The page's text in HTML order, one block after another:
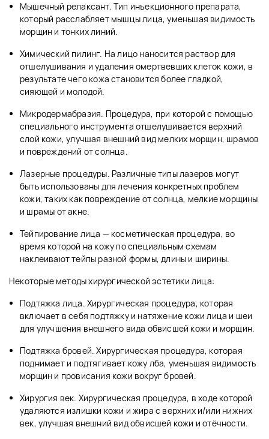
Мышечный релаксант. Тип инъекционного препарата,
который расслабляет мышцы лица, уменьшая видимость
морщин и тонких линий.
Химический пилинг. На лицо наносится раствор для
отшелушивания и удаления омертвевших клеток кожи, в
результате чего кожа становится более гладкой,
сияющей и молодой.
Микродермабразия. Процедура, при которой с помощью
специального инструмента отшелушивается верхний
слой кожи, улучшая внешний вид мелких морщин, шрамов
и повреждений от солнца.
Лазерные процедуры. Различные типы лазеров могут
быть использованы для лечения конкретных проблем
кожи, таких как повреждение от солнца, мелкие морщины
и шрамы от акне.
Тейпирование лица — косметическая процедура, во
время которой на кожу по специальным схемам
наклеивают тейпы разной формы, длины и ширины.
Некоторые методы хирургической эстетики лица:
Подтяжка лица. Хирургическая процедура, которая
включает в себя подтяжку и натяжение кожи лица и шеи
для улучшения внешнего вида обвисшей кожи и морщин.
Подтяжка бровей. Хирургическая процедура, которая
поднимает и подтягивает кожу лба, уменьшая видимость
морщин и провисания кожи вокруг бровей.
Хирургия век. Хирургическая процедура, в ходе которой
удаляются излишки кожи и жира с верхних и/или нижних
век, улучшая внешний вид обвисшей кожи и отёчности.